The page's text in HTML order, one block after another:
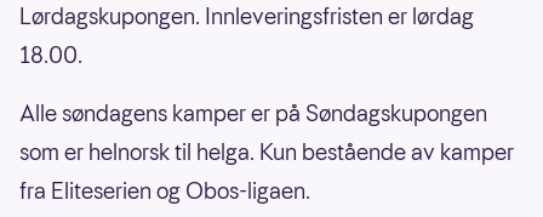
Lørdagskupongen. Innleveringsfristen er lørdag
18.00.
Alle søndagens kamper er på Søndagskupongen
som er helnorsk til helga. Kun bestående av kamper
fra Eliteserien og Obos-ligaen.